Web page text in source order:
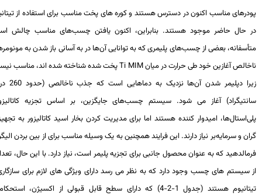
مناسب اکنون در دسترس هستند و کوره های پخت مناسب برای استفاده از تیتانیوم
حال حاضر موجود هستند. بنابراین، اکنون یافتن چسب‌های مناسب چالش است.
بعضی از چسب‌های پلیمری که به توانایی آن‌ها در به آسانی باز شدن به مونومرهای
آغازین خود طی حرارت در میانTi MIMپخت شده شناخته شده اند، مناسب نیستند
زیرا دپلیمر شدن آن‌ها نزدیک به دماهایی است که جذب ناخالصی (حدود 260 درجه
آغاز می شود. سیستم چسب‌های جایگزین، بر اساس تجزیه کاتالیزوری
امیدوار کننده هستند اما برای مدیریت کردن بخار اسید کاتالیزور به تجهیزات
و سرمایه‌بر نیاز دارند. این فرایند همچنین به یک وسیله مناسب برای از بین بردن الیگومر
که به عنوان محصول جانبی برای تجزیه پلیمر است، نیاز دارد. با این حال، تعدادی
سیستم های چسب وجود دارد که به نظر می رسد دارای ویژگی های لازم برای سازگاری با
تیتانیوم هستند (جدول 1-2-4) که دارای سطح قابل قبولی از اکسیژن، استحکام و